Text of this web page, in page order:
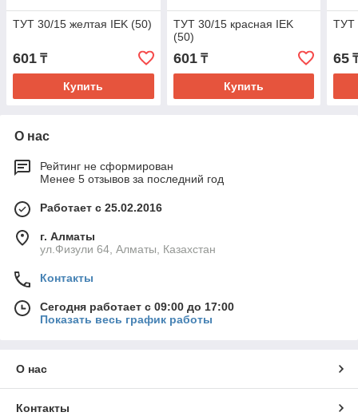
ТУТ 30/15 желтая IEK (50)
601 ₸
Купить
ТУТ 30/15 красная IEK
(50)
601₸
Купить
ТУТ
65
О нас
Рейтинг не сформирован
Менее 5 отзывов за последний год
Работает с 25.02.2016
г. Алматы
ул.Физули 64, Алматы, Казахстан
Контакты
Сегодня работает с 09:00 до 17:00
Показать весь график работы
О нас
Контакты